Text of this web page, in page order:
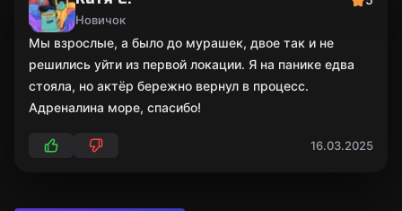
Новичок
Мы взрослые, а было до мурашек, двое так и не
решились уйти из первой локации. Я на панике едва
стояла, но актёр бережно вернул в процесс.
Адреналина море, спасибо!
16.03.2025